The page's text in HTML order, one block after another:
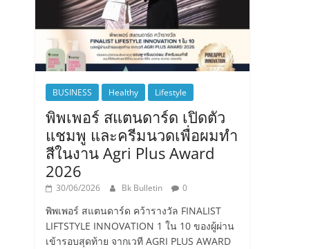
BUSINESS Healthy Lifestyle
พิพเพอร์ สแตนดาร์ด เปิดตัว
แชมพู และครีมนวดเพื่อผมทำ
สีในงาน Agri Plus Award
2026
30/06/2026 Bk Bulletin 0
พิพเพอร์ สแตนดาร์ด คว้ารางวัล FINALIST
LIFTSTYLE INNOVATION 1 ใน 10 ของผู้ผ่าน
เข้ารอบสุดท้าย จากเวที AGRI PLUS AWARD